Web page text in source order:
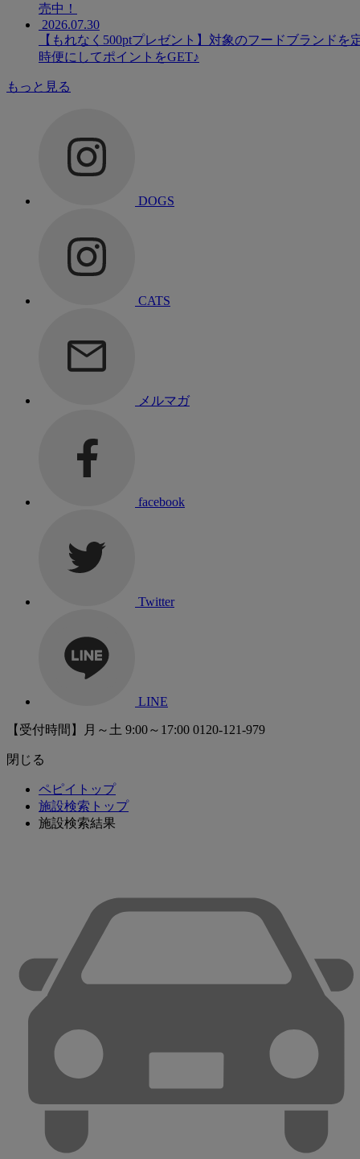
売中！
2026.07.30
【もれなく500ptプレゼント】対象のフードブランドを
時便にしてポイントをGET♪
もっと見る
DOGS
CATS
メルマガ
facebook
Twitter
LINE
【受付時間】月～土 9:00～17:00 0120-121-979
閉じる
ペピイトップ
施設検索トップ
施設検索結果